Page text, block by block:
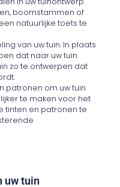
boomstammen of
natuurlijke toets te
van uw tuin. In plaats
dat naar uw tuin
zo te ontwerpen dat
patronen om uw tuin
te maken voor het
tinten en patronen te
uw tuin